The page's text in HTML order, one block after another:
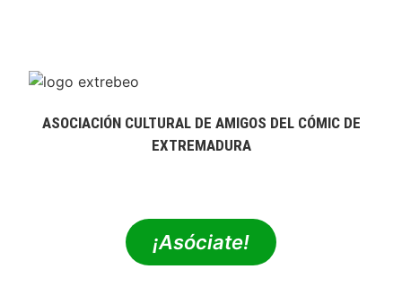
ASOCIACIÓN CULTURAL DE AMIGOS DEL CÓMIC DE
EXTREMADURA
¡Asóciate!